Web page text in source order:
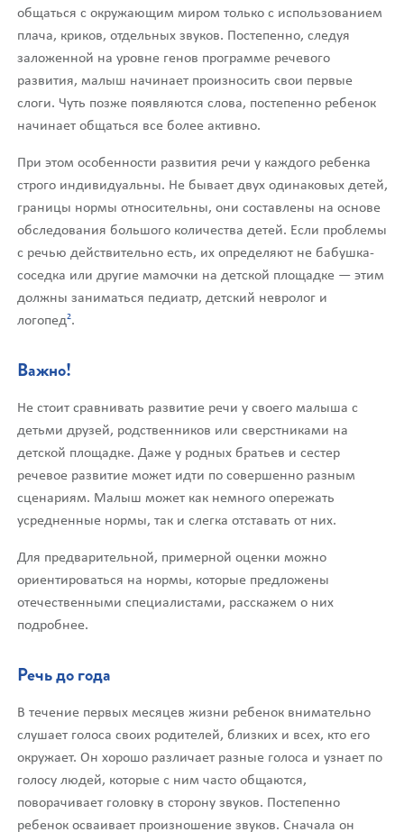
общаться с окружающим миром только с использованием
плача, криков, отдельных звуков. Постепенно, следуя
заложенной на уровне генов программе речевого
развития, малыш начинает произносить свои первые
слоги. Чуть позже появляются слова, постепенно ребенок
начинает общаться все более активно.
При этом особенности развития речи у каждого ребенка
строго индивидуальны. Не бывает двух одинаковых детей,
границы нормы относительны, они составлены на основе
обследования большого количества детей. Если проблемы
с речью действительно есть, их определяют не бабушка-
соседка или другие мамочки на детской площадке — этим
должны заниматься педиатр, детский невролог и
логопед2.
Важно!
Не стоит сравнивать развитие речи у своего малыша с
детьми друзей, родственников или сверстниками на
детской площадке. Даже у родных братьев и сестер
речевое развитие может идти по совершенно разным
сценариям. Малыш может как немного опережать
усредненные нормы, так и слегка отставать от них.
Для предварительной, примерной оценки можно
ориентироваться на нормы, которые предложены
отечественными специалистами, расскажем о них
подробнее.
Речь до года
В течение первых месяцев жизни ребенок внимательно
слушает голоса своих родителей, близких и всех, кто его
окружает. Он хорошо различает разные голоса и узнает по
голосу людей, которые с ним часто общаются,
поворачивает головку в сторону звуков. Постепенно
ребенок осваивает произношение звуков. Сначала он